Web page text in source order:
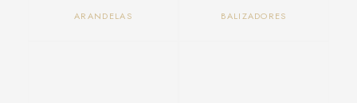
ARANDELAS BALIZADORES